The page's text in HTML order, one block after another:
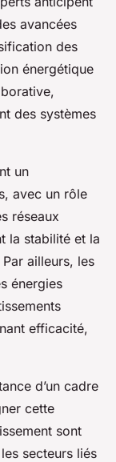
avancées
des
énergétique
des systèmes
un
avec un rôle
réseaux
la stabilité et la
ailleurs, les
énergies
efficacité,
d’un cadre
cette
sont
secteurs liés